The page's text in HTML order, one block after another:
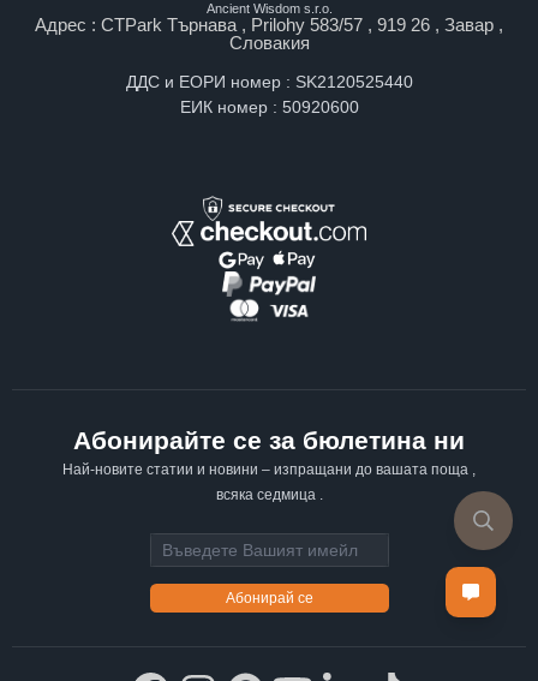
Ancient Wisdom s.r.o.
Адрес : CTPark Търнава , Prilohy 583/57 , 919 26 , Завар ,
Словакия
ДДС и ЕОРИ номер : SK2120525440
ЕИК номер : 50920600
Абонирайте се за бюлетина ни
Най-новите статии и новини – изпращани до вашата поща ,
всяка седмица .
Email address
Абонирай се